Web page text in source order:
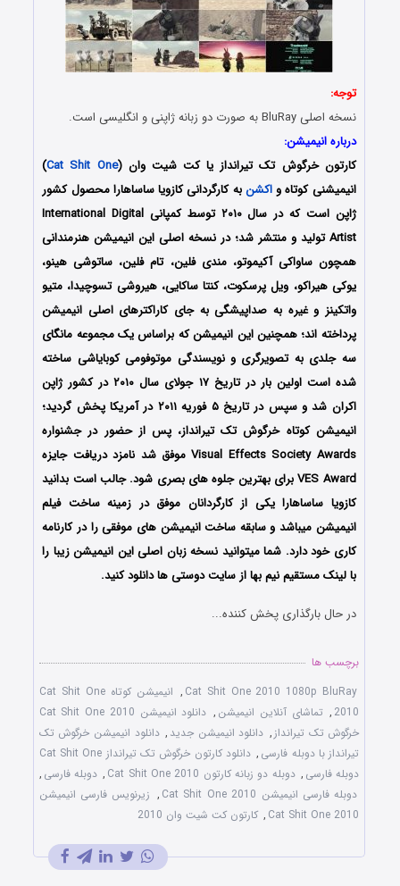
توجه:
نسخه اصلی BluRay به صورت دو زبانه ژاپنی و انگلیسی است.
درباره انیمیشن:
کارتون خرگوش تک‌ تیرانداز یا کت شیت وان (Cat Shit One
)
انیمیشنی کوتاه واکشنبه کارگردانی کازویا ساساهارا محصول کشور
ژاپن است که در سال ۲۰۱۰ توسط کمپانی International Digital
Artist تولید و منتشر شد؛ در نسخه اصلی این انیمیشن هنرمندانی
همچون ساواکی آکیموتو، مندی فلین، تام فلین، ساتوشی هینو،
یوکی هیراکو، ویل پرسکوت، کنتا ساکایی، هیروشی تسوچیدا، متیو
واتکینز و غیره به صداپیشگی به جای کاراکترهای اصلی انیمیشن
پرداخته اند؛ همچنین این انیمیشن که براساس یک مجموعه مانگای
سه جلدی به تصویرگری و نویسندگی موتوفومی کوبایاشی ساخته
شده است اولین بار در تاریخ ۱۷ جولای سال ۲۰۱۰ در کشور ژاپن
اکران شد و سپس در تاریخ ۵ فوریه ۲۰۱۱ در آمریکا پخش گردید؛
انیمیشن کوتاه خرگوش تک‌ تیرانداز، پس از حضور در جشنواره
Visual Effects Society Awards موفق شد نامزد دریافت جایزه
VES Award برای بهترین جلوه های بصری شود. جالب است بدانید
کازویا ساساهارا یکی از کارگردانان موفق در زمینه ساخت فیلم
انیمیشن میباشد و سابقه ساخت انیمیشن های موفقی را در کارنامه
کاری خود دارد. شما میتوانید نسخه زبان اصلی این انیمیشن زیبا را
با لینک مستقیم نیم بها از سایت دوستی ها دانلود کنید.
در حال بارگذاری پخش کننده...
برچسب ها
Cat Shit One 2010 1080p BluRay
,
انیمیشن کوتاه Cat Shit One
2010
, تماشای آنلاین انیمیشن ,
دانلود انیمیشن Cat Shit One 2010
خرگوش تک‌ تیرانداز , دانلود انیمیشن جدید , دانلود انیمیشن خرگوش تک‌
تیرانداز با دوبله فارسی ,
دانلود کارتون خرگوش تک‌ تیرانداز Cat Shit One
دوبله فارسی , دوبله دو زبانه کارتون Cat Shit One 2010 , دوبله فارسی ,
دوبله فارسی انیمیشن Cat Shit One 2010
, زیرنویس فارسی انیمیشن
Cat Shit One 2010
, کارتون کت شیت وان 2010